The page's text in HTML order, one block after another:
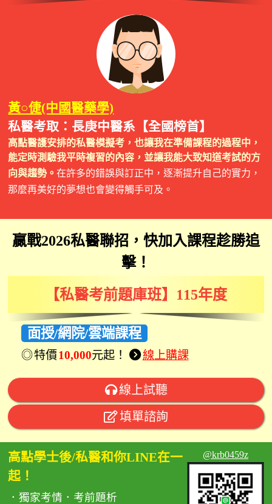
黃○倢(中國醫藥學)
私醫考取：長庚中醫系【全國榜首】
高點醫護安排的私醫模擬考，也讓我在準備課程的過程中，
能定時測驗我平時複習的內容，並讓我能大致知道考試的方
向與趨勢。在許多的錯誤與訂正中，逐漸提升自己的實力，
那麼再美好的夢想也會變得觸手可及。
贏戰2026私醫聯招，快加入課程趁勝追
擊！
【私醫考前題庫班】115年度
面授/網院/雲端課程
特價10,000元起！ 線上購課
線上試聽
填單諮詢
高點學士後/私醫和你LINE在一
起！
．獨家考情．考前題析
@krb0459z